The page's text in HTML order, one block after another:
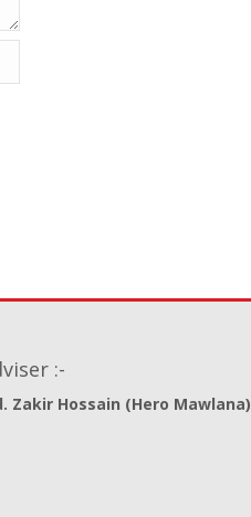
:-
Zakir Hossain (Hero Mawlana)